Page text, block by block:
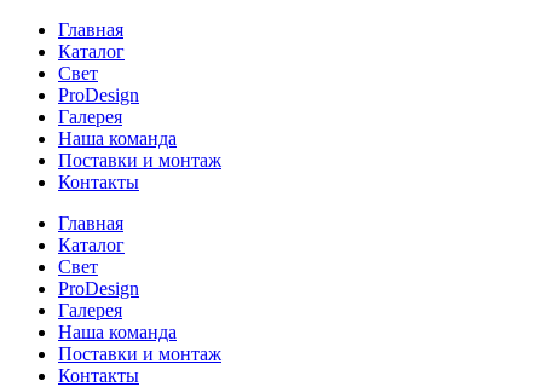
Главная
Каталог
Свет
ProDesign
Галерея
Наша команда
Поставки и монтаж
Контакты
Главная
Каталог
Свет
ProDesign
Галерея
Наша команда
Поставки и монтаж
Контакты